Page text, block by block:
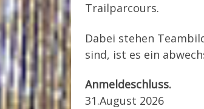
Trailparcours.
Dabei stehen
sind, ist es ein
Anmeldeschluss.
31.August 2026